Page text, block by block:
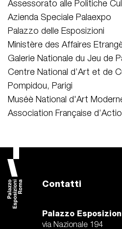
Assessorato alle Politiche
Azienda Speciale Palaexpo
Palazzo delle Esposizioni
Ministère des Affaires
Galerie Nationale du Jeu de
Centre National d’Art et de
Pompidou, Parigi
Muséè National d'Art
Association Française
Contatti
Palazzo
via Nazionale 194